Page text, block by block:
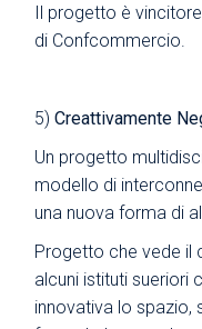
Il progetto è
di Confcommercio.
5)Creattivamente
Un progetto
modello di
una nuova forma di
Progetto che vede il
alcuni istituti sueriori
innovativa lo spazio,